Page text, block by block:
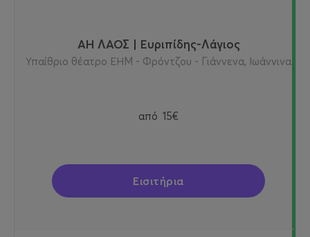
ΑΗ ΛΑΟΣ | Ευριπίδης-Λάγιος
Υπαίθριο θέατρο ΕΗΜ - Φρόντζου - Γιάννενα, Ιωάννινα
από 15€
Εισιτήρια